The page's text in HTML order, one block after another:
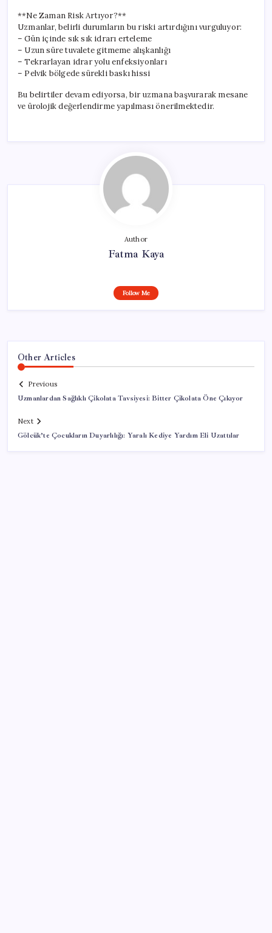
**Ne Zaman Risk Artıyor?**
Uzmanlar, belirli durumların bu riski artırdığını vurguluyor:
– Gün içinde sık sık idrarı erteleme
– Uzun süre tuvalete gitmeme alışkanlığı
– Tekrarlayan idrar yolu enfeksiyonları
– Pelvik bölgede sürekli baskı hissi
Bu belirtiler devam ediyorsa, bir uzmana başvurarak mesane
ve ürolojik değerlendirme yapılması önerilmektedir.
Author
Fatma Kaya
Follow Me
Other Articles
Previous
Uzmanlardan Sağlıklı Çikolata Tavsiyesi: Bitter Çikolata Öne Çıkıyor
Next
Gölcük’te Çocukların Duyarlılığı: Yaralı Kediye Yardım Eli Uzattılar